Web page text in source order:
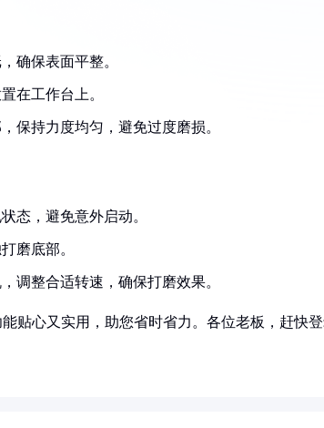
确保表面平整。
在工作台上。
保持力度均匀，避免过度磨损。
态，避免意外启动。
磨底部。
调整合适转速，确保打磨效果。
贴心又实用，助您省时省力。各位老板，赶快